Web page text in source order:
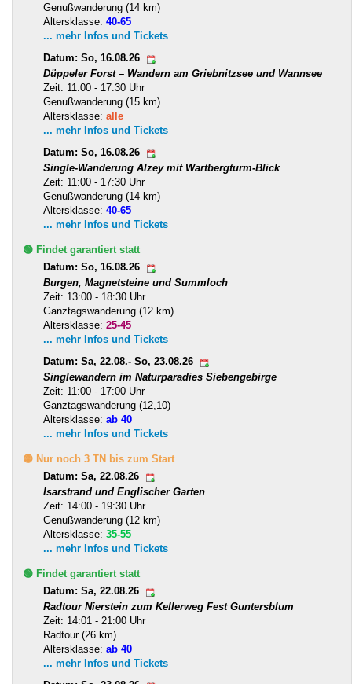
Genußwanderung (14 km)
Altersklasse: 40-65
... mehr Infos und Tickets
Datum: So, 16.08.26
Düppeler Forst – Wandern am Griebnitzsee und Wannsee
Zeit: 11:00 - 17:30 Uhr
Genußwanderung (15 km)
Altersklasse: alle
... mehr Infos und Tickets
Datum: So, 16.08.26
Single-Wanderung Alzey mit Wartbergturm-Blick
Zeit: 11:00 - 17:30 Uhr
Genußwanderung (14 km)
Altersklasse: 40-65
... mehr Infos und Tickets
🟢 Findet garantiert statt
Datum: So, 16.08.26
Burgen, Magnetsteine und Summloch
Zeit: 13:00 - 18:30 Uhr
Ganztagswanderung (12 km)
Altersklasse: 25-45
... mehr Infos und Tickets
Datum: Sa, 22.08.- So, 23.08.26
Singlewandern im Naturparadies Siebengebirge
Zeit: 11:00 - 17:00 Uhr
Ganztagswanderung (12,10)
Altersklasse: ab 40
... mehr Infos und Tickets
🟡 Nur noch 3 TN bis zum Start
Datum: Sa, 22.08.26
Isarstrand und Englischer Garten
Zeit: 14:00 - 19:30 Uhr
Genußwanderung (12 km)
Altersklasse: 35-55
... mehr Infos und Tickets
🟢 Findet garantiert statt
Datum: Sa, 22.08.26
Radtour Nierstein zum Kellerweg Fest Guntersblum
Zeit: 14:01 - 21:00 Uhr
Radtour (26 km)
Altersklasse: ab 40
... mehr Infos und Tickets